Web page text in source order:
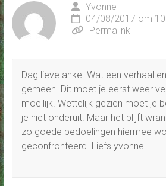
Yvonne
04/08/2017 om
Permalink
Dag lieve anke. Wat een verhaal
gemeen. Dit moet je eerst weer
moeilijk. Wettelijk gezien moet je
je niet onderuit. Maar het blijft
zo goede bedoelingen hiermee
geconfronteerd. Liefs yvonne